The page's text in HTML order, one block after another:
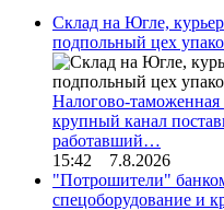
Склад на Югле,
подпольный цех
Налогово-
крупный канал
работавший…
15:42 7.8.2026
"Потрошители"
спецоборудование и